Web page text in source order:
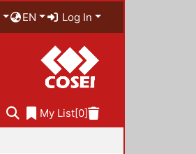
EN Log In
My List[0]